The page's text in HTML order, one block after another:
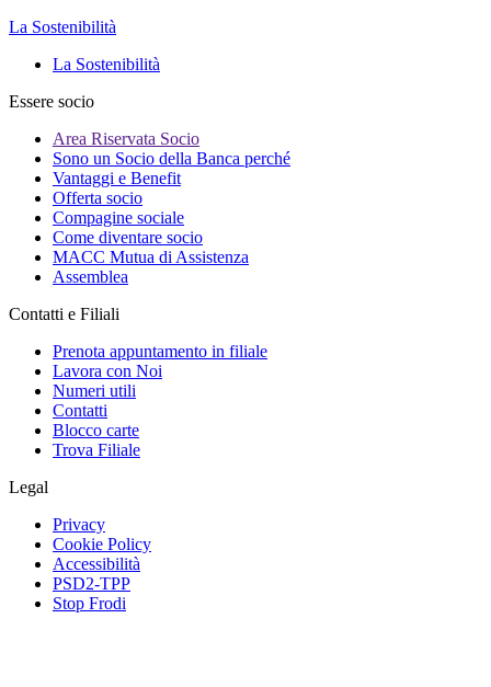
La Sostenibilità
La Sostenibilità
Essere socio
Area Riservata Socio
Sono un Socio della Banca perché
Vantaggi e Benefit
Offerta socio
Compagine sociale
Come diventare socio
MACC Mutua di Assistenza
Assemblea
Contatti e Filiali
Prenota appuntamento in filiale
Lavora con Noi
Numeri utili
Contatti
Blocco carte
Trova Filiale
Legal
Privacy
Cookie Policy
Accessibilità
PSD2-TPP
Stop Frodi